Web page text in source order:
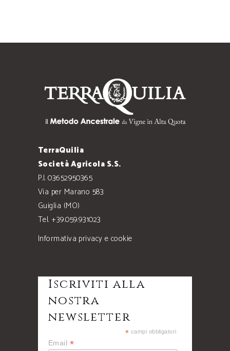
TerraQuilia
Società Agricola S.S.
P.I. 03652950365
Via per Marano 583
Guiglia (MO)
Tel. +39.059.931023
Informativa privacy e cookie
Iscriviti alla
nostra
newsletter
* campi obbligatori
Email *